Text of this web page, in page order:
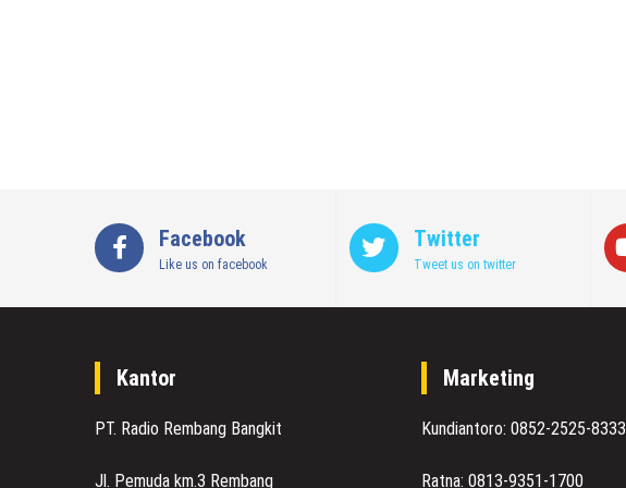
Facebook
Like us on facebook
Twitter
Tweet us on twitter
Kantor
PT. Radio Rembang Bangkit
Jl. Pemuda km.3 Rembang
Marketing
Kundiantoro: 0852-2525-8333
Ratna: 0813-9351-1700